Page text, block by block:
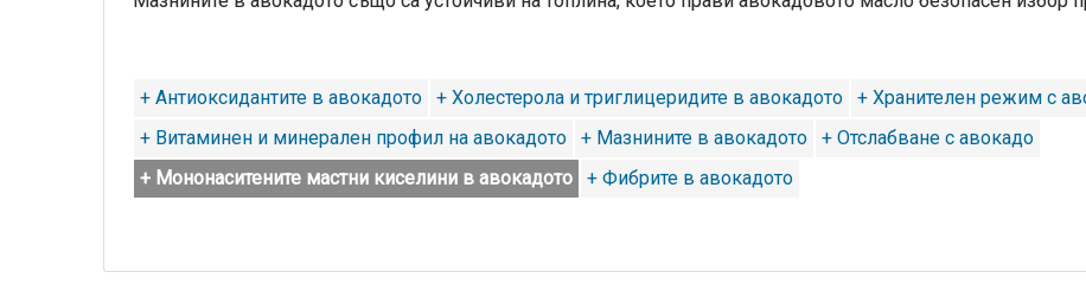
+ Антиоксидантите в авокадото + Холестерола и триглицеридите в авокадото
+ Хранителен режим с
+ Витаминен и минерален профил на авокадото
+ Мазнините в авокадото
+ Отслабване с авокадо
+ Мононаситените мастни киселини в авокадото
+ Фибрите в авокадото